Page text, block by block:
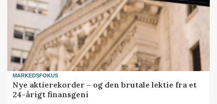
MARKEDSFOKUS
Nye aktierekorder – og den brutale lektie fra et
24-årigt finansgeni